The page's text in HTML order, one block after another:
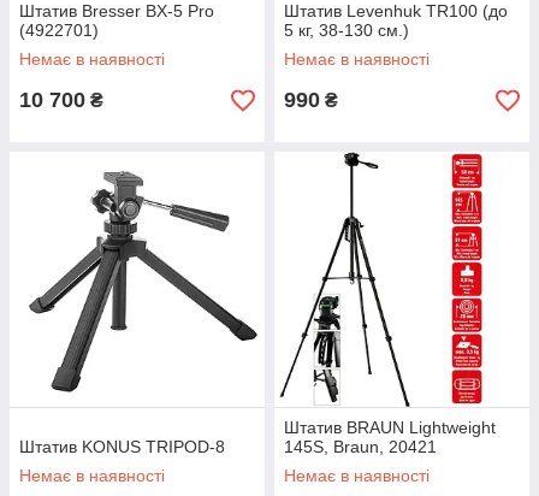
Штатив Bresser BX-5 Pro
(4922701)
Немає в наявності
10 700 ₴
Штатив Levenhuk TR100 (до
5 кг, 38-130 см.)
Немає в наявності
990 ₴
Штатив KONUS TRIPOD-8
Немає в наявності
Штатив BRAUN Lightweight
145S, Braun, 20421
Немає в наявності